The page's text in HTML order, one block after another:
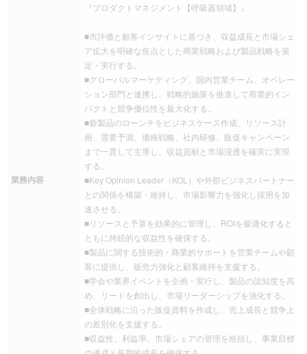
業務内容
『プロダクトマネジメント【呼吸器領域】』
■市評価と顧客インサイトに基づき、収益成長と市場シェ
ア拡大を明確な焦点とした商業戦略および製品戦略を策
定・実行する。
■グローバルマーケティング、国内営業チーム、オペレー
ション部門と連携し、戦略的施策を推進して商業的イン
パクトと競争優位性を最大化する。
■新製品のローンチをビジネスケース作成、リソース計
画、需要予測、価格戦略、社内研修、販促キャンペーン
まで一貫して主導し、収益貢献と市場浸透を確実に実現
する。
■Key Opinion Leader（KOL）や外部ビジネスパートナー
との関係を構築・維持し、市場影響力を強化し採用を加
速させる。
■リソースと予算を効果的に管理し、ROIを最適化すると
ともに持続的な収益性を確保する。
■製品に関する技術的・商業的サポートを営業チームや顧
客に提供し、販売力強化と顧客維持を支援する。
■学会や業界イベントを企画・実行し、製品の認知度を高
め、リードを創出し、市場リーダーシップを強化する。
■全体戦略に沿った販促資料を作成し、売上成長と競争上
の差別化を支援する。
■収益性、利益率、市場シェアの管理を統括し、事業目標